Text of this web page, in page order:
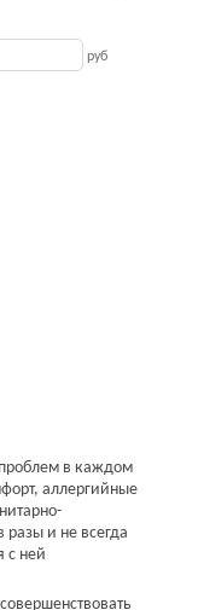
руб
в каждом
аллергийные
разы и не всегда
с ней